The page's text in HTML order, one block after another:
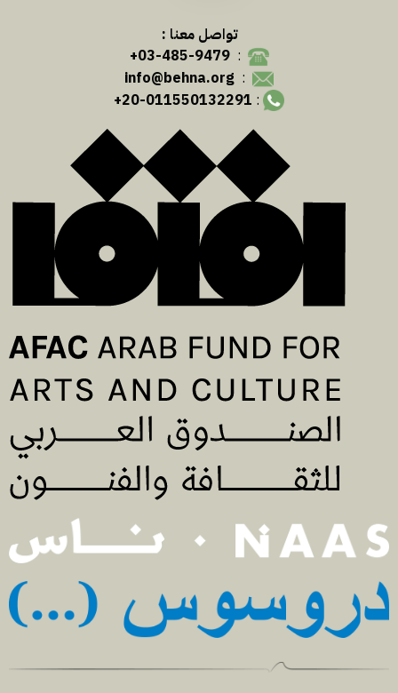
تواصل معنا :
:
03-485-9479+
:
info@behna.org
:
20-011550132291+